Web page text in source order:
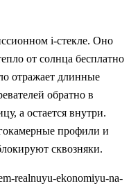
i-стекле. Оно
от солнца бесплатно
отражает длинные
обратно в
а остается внутри.
профили и
сквозняки.